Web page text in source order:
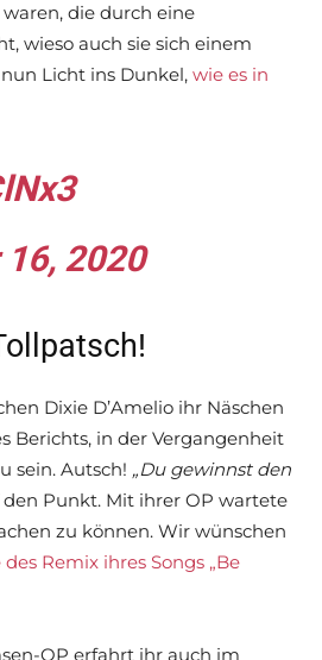
die durch eine
wieso auch sie sich einem
Licht ins Dunkel, wie es in
2020
Dixie D’Amelio ihr Näschen
Berichts, in der Vergangenheit
sein. Autsch! „Du gewinnst den
Punkt. Mit ihrer OP wartete
zu können. Wir wünschen
Remix ihres Songs „Be
OP erfahrt ihr auch im